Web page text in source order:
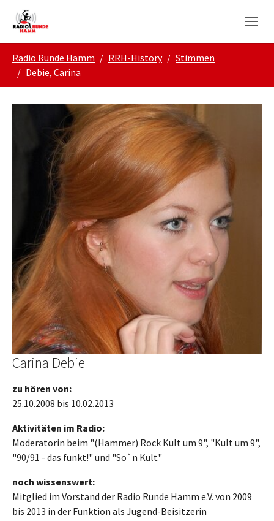
Skip to main navigation
Zum Hauptinhalt springen
Skip to page footer
Radio Runde Hamm RRH-History
Stimmen
Debie, Carina
Carina Debie
zu hören von:
25.10.2008 bis 10.02.2013
Aktivitäten im Radio:
Moderatorin beim "(Hammer) Rock Kult um 9", "Kult um 9",
"90/91 - das funkt!" und "So`n Kult"
noch wissenswert:
Mitglied im Vorstand der Radio Runde Hamm e.V. von 2009
bis 2013 in der Funktion als Jugend-Beisitzerin